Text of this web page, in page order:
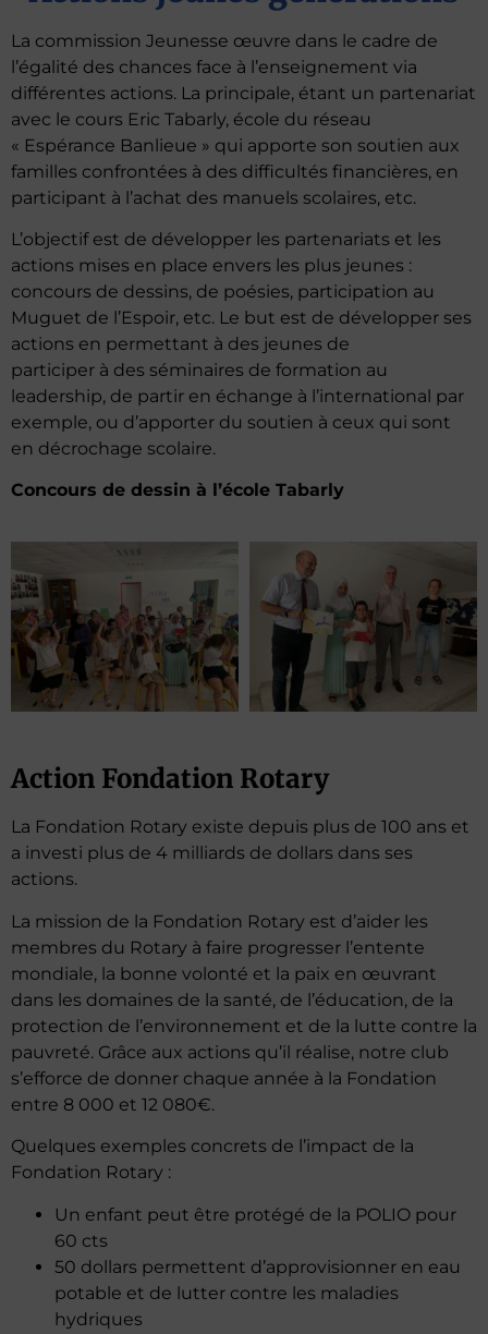
La commission Jeunesse œuvre dans le cadre de
l’égalité des chances face à l’enseignement via
différentes actions. La principale, étant un partenariat
avec le cours Eric Tabarly, école du réseau
« Espérance Banlieue » qui apporte son soutien aux
familles confrontées à des difficultés financières, en
participant à l’achat des manuels scolaires, etc.
L’objectif est de développer les partenariats et les
actions mises en place envers les plus jeunes :
concours de dessins, de poésies, participation au
Muguet de l’Espoir, etc. Le but est de développer ses
actions en permettant à des jeunes de
participer à des séminaires de formation au
leadership, de partir en échange à l’international par
exemple, ou d’apporter du soutien à ceux qui sont
en décrochage scolaire.
Concours de dessin à l’école Tabarly
Action Fondation Rotary
La Fondation Rotary existe depuis plus de 100 ans et
a investi plus de 4 milliards de dollars dans ses
actions.
La mission de la Fondation Rotary est d’aider les
membres du Rotary à faire progresser l’entente
mondiale, la bonne volonté et la paix en œuvrant
dans les domaines de la santé, de l’éducation, de la
protection de l’environnement et de la lutte contre la
pauvreté. Grâce aux actions qu’il réalise, notre club
s’efforce de donner chaque année à la Fondation
entre 8 000 et 12 080€.
Quelques exemples concrets de l’impact de la
Fondation Rotary :
Un enfant peut être protégé de la POLIO pour
60 cts
50 dollars permettent d’approvisionner en eau
potable et de lutter contre les maladies
hydriques